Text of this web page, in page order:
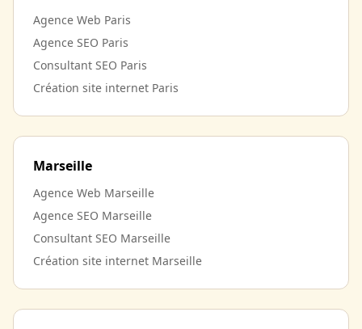
Agence Web Paris
Agence SEO Paris
Consultant SEO Paris
Création site internet Paris
Marseille
Agence Web Marseille
Agence SEO Marseille
Consultant SEO Marseille
Création site internet Marseille